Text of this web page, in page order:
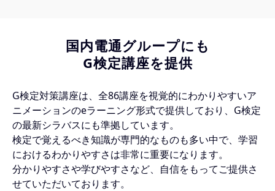
国内電通グループにも
G検定講座を提供
G検定対策講座は、全86講座を視覚的にわかりやすいア
ニメーションのeラーニング形式で提供しており、G検定
の最新シラバスにも準拠しています。
検定で覚えるべき知識が専門的なものも多い中で、学習
におけるわかりやすさは非常に重要になります。
分かりやすさや学びやすさなど、自信をもってご提供さ
せていただいております。